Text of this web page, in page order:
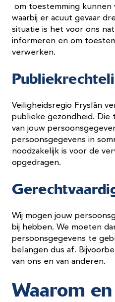
om toestemming kunnen
waarbij er acuut gevaar
situatie is het voor ons
informeren en om
verwerken.
Veiligheidsregio Fryslân
publieke gezondheid. Die
van jouw
persoonsgegevens in
noodzakelijk is voor de
opgedragen.
Wij mogen jouw
bij hebben. We moeten
persoonsgegevens te
belangen dus af.
van ons en van anderen.
Waarom